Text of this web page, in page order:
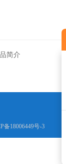
简介
备18006449号-3